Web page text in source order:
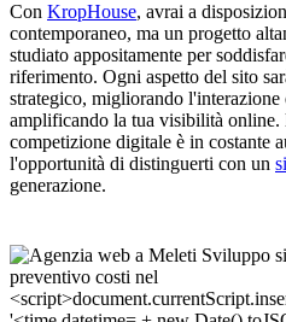
Con KropHouse, avrai a
contemporaneo, ma un progetto
studiato appositamente per
riferimento. Ogni aspetto del sito
strategico, migliorando
amplificando la tua visibilità
competizione digitale è in costante
l'opportunità di distinguerti con un
generazione.